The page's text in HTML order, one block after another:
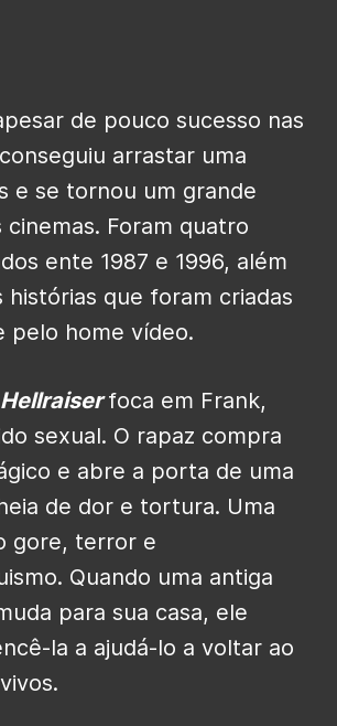
de pouco sucesso nas
arrastar uma
e se tornou um grande
cinemas. Foram quatro
ente 1987 e 1996, além
histórias que foram criadas
pelo home vídeo.
Hellraiser foca em Frank,
sexual. O rapaz compra
e abre a porta de uma
de dor e tortura. Uma
gore, terror e
Quando uma antiga
para sua casa, ele
la a ajudá-lo a voltar ao